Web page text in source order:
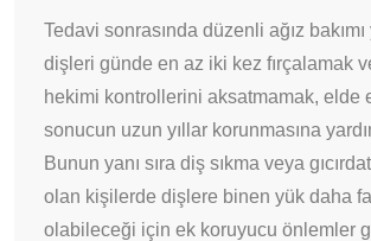
Tedavi sonrasında düzenli ağız
dişleri günde en az iki kez fırçalamak
hekimi kontrollerini aksatmamak, elde
sonucun uzun yıllar korunmasına
Bunun yanı sıra diş sıkma veya
olan kişilerde dişlere binen yük daha
olabileceği için ek koruyucu önlemler